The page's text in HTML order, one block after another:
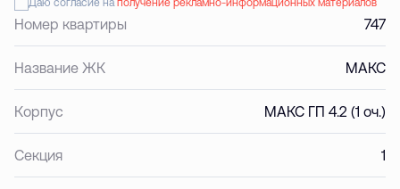
Даю согласие наполучение рекламно-информационных материалов
Номер квартиры 747
Название ЖК МАКС
Корпус МАКС ГП 4.2 (1 оч.)
Секция 1